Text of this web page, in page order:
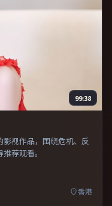
99:38
视作品，围绕危机、反
荐观看。
香港